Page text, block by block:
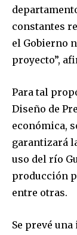
I've read and
constantes
el Gobierno
proyecto”,
Para tal
Diseño de
económica,
garantizará
uso del río
producción
entre otras.
Se prevé